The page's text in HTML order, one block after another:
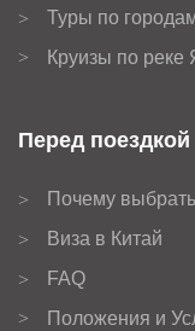
>
Туры по
>
Круизы по реке
Перед поездкой
>
Почему
>
Виза в Китай
>
FAQ
>
Положения и